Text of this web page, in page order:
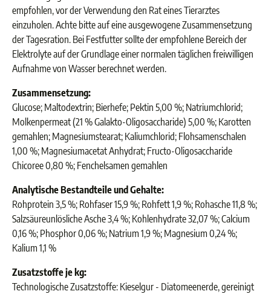
empfohlen, vor der Verwendung den Rat eines Tierarztes
einzuholen. Achte bitte auf eine ausgewogene Zusammensetzung
der Tagesration. Bei Festfutter sollte der empfohlene Bereich der
Elektrolyte auf der Grundlage einer normalen täglichen freiwilligen
Aufnahme von Wasser berechnet werden.
Zusammensetzung:
Glucose; Maltodextrin; Bierhefe; Pektin 5,00 %; Natriumchlorid;
Molkenpermeat (21 % Galakto-Oligosaccharide) 5,00 %; Karotten
gemahlen; Magnesiumstearat; Kaliumchlorid; Flohsamenschalen
1,00 %; Magnesiumacetat Anhydrat; Fructo-Oligosaccharide
Chicoree 0,80 %; Fenchelsamen gemahlen
Analytische Bestandteile und Gehalte:
Rohprotein 3,5 %; Rohfaser 15,9 %; Rohfett 1,9 %; Rohasche 11,8 %;
Salzsäureunlösliche Asche 3,4 %; Kohlenhydrate 32,07 %; Calcium
0,16 %; Phosphor 0,06 %; Natrium 1,9 %; Magnesium 0,24 %;
Kalium 1,1 %
Zusatzstoffe je kg:
Technologische Zusatzstoffe: Kieselgur - Diatomeenerde, gereinigt